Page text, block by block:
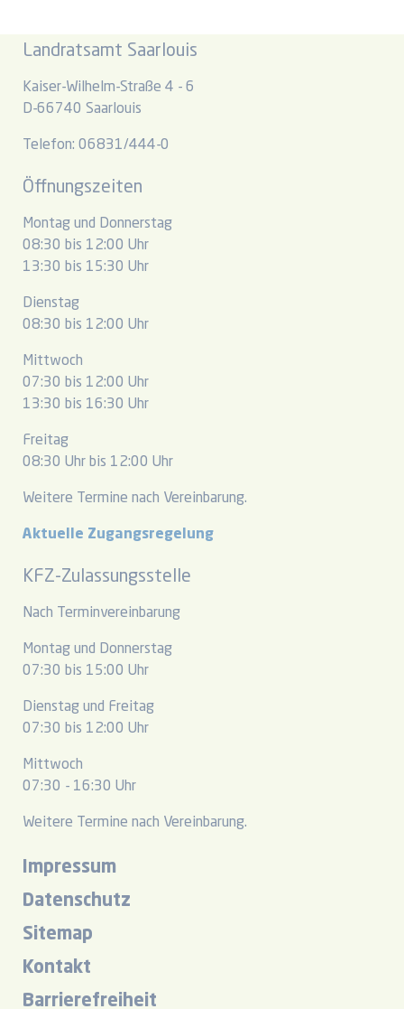
Landratsamt Saarlouis
Kaiser-Wilhelm-Straße 4 - 6
D-66740 Saarlouis
Telefon: 06831/444-0
Öffnungszeiten
Montag und Donnerstag
08:30 bis 12:00 Uhr
13:30 bis 15:30 Uhr
Dienstag
08:30 bis 12:00 Uhr
Mittwoch
07:30 bis 12:00 Uhr
13:30 bis 16:30 Uhr
Freitag
08:30 Uhr bis 12:00 Uhr
Weitere Termine nach Vereinbarung.
Aktuelle Zugangsregelung
KFZ-Zulassungsstelle
Nach Terminvereinbarung
Montag und Donnerstag
07:30 bis 15:00 Uhr
Dienstag und Freitag
07:30 bis 12:00 Uhr
Mittwoch
07:30 - 16:30 Uhr
Weitere Termine nach Vereinbarung.
Impressum
Datenschutz
Sitemap
Kontakt
Barrierefreiheit